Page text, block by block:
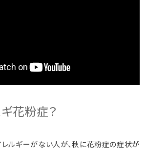
花粉症？
ルギーがない人が、秋に花粉症の症状が